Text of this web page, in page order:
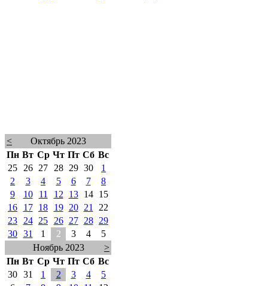
<
Октябрь 2023
Пн Вт Ср Чт Пт Сб Вс
25
26 27 28 29 30
1
2
3 4 5 6 7
8
9
10 11 12 13 14
15
16
17 18 19 20 21
22
23
24 25 26 27 28
29
30 31 1 2 3 4
5
Ноябрь 2023
>
Пн Вт Ср Чт Пт Сб Вс
30 31 1 2 3 4
5